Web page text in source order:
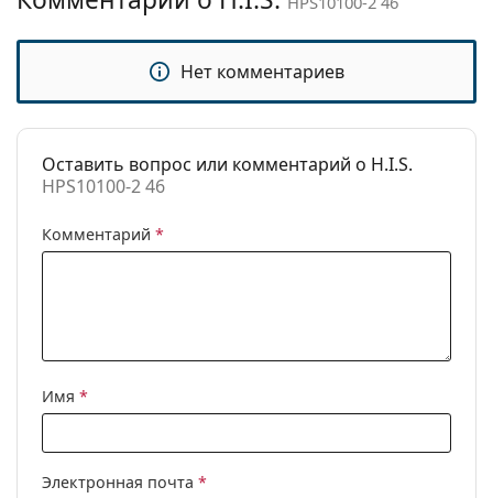
Категория:
Солнцезащитные очки
Бренд:
H.I.S
Использование:
Модные
Нет комментариев
Оставить вопрос или комментарий о H.I.S.
HPS10100-2 46
Комментарий *
Имя *
Электронная почта *